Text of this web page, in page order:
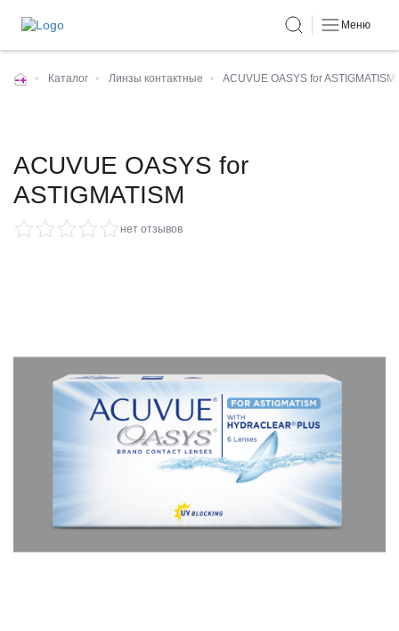
Меню
• Каталог • Линзы контактные • ACUVUE OASYS for ASTIGMATISM
ACUVUE OASYS for
ASTIGMATISM
нет отзывов